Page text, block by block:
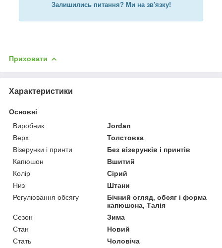
Залишились питання? Ми на зв'язку!
Приховати
Характеристики
Основні
Виробник
Jordan
Верх
Толстовка
Візерунки і принти
Без візерунків і принтів
Капюшон
Вшитий
Колір
Сірий
Низ
Штани
Регулювання обсягу
Бічний огляд, обсяг і форма
капюшона, Талія
Сезон
Зима
Стан
Новий
Стать
Чоловіча